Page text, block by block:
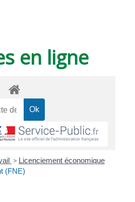
en ligne
> Licenciement économique
(FNE)